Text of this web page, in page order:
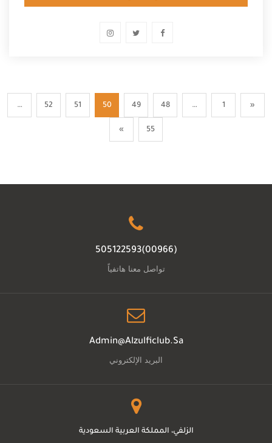
«
1
…
48
49
50
51
52
…
55
»
(00966)505122593
تواصل معنا هاتفياً
Admin@alzulficlub.sa
البريد الإلكتروني
الزلفي، المملكة العربية السعودية